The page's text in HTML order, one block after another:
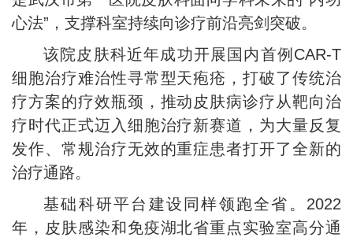
心法”，支撑科室持续向诊疗前沿亮剑突破。
该院皮肤科近年成功开展国内首例CAR-T
细胞治疗难治性寻常型天疱疮，打破了传统治
疗方案的疗效瓶颈，推动皮肤病诊疗从靶向治
疗时代正式迈入细胞治疗新赛道，为大量反复
发作、常规治疗无效的重症患者打开了全新的
治疗通路。
基础科研平台建设同样领跑全省。2022
年，皮肤感染和免疫湖北省重点实验室高分通